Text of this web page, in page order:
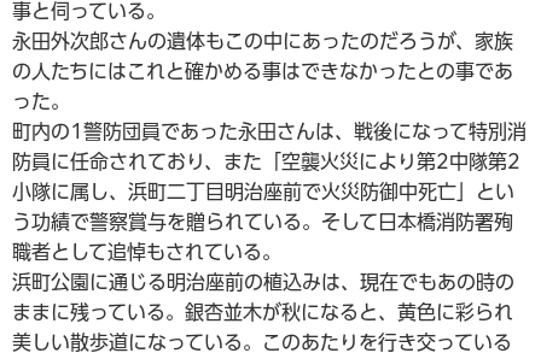
事と伺っている。
永田外次郎さんの遺体もこの中にあったのだろうが、家族
の人たちにはこれと確かめる事はできなかったとの事であ
った。
町内の1警防団員であった永田さんは、戦後になって特別消
防員に任命されており、また「空襲火災により第2中隊第2
小隊に属し、浜町二丁目明治座前で火災防御中死亡」とい
う功績で警察賞与を贈られている。そして日本橋消防署殉
職者として追悼もされている。
浜町公園に通じる明治座前の植込みは、現在でもあの時の
ままに残っている。銀杏並木が秋になると、黄色に彩られ
美しい散歩道になっている。このあたりを行き交っている